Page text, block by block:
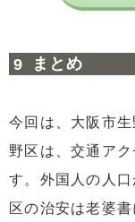
まとめ
今回は、大阪市
野区は、交通ア
す。外国人の人
区の治安は老婆